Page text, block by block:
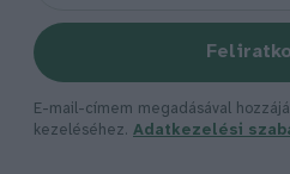
E-mail-címem megadásával
kezeléséhez. Adatkezelési